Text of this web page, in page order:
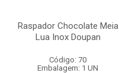
Raspador Chocolate Meia
Lua Inox Doupan
Código: 70
Embalagem: 1 UN